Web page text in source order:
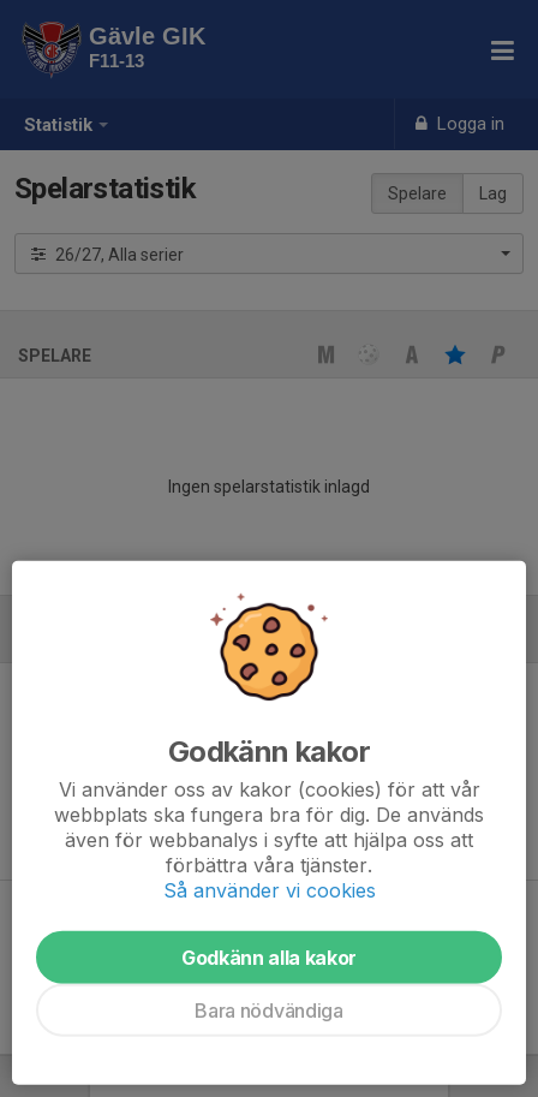
Statistik Logga in
Gävle GIK
F11-13
Spelare Lag
Spelarstatistik
26/27, Alla serier
SPELARE
Ingen spelarstatistik inlagd
Godkänn kakor
Vi använder oss av kakor (cookies) för att vår
webbplats ska fungera bra för dig. De används
även för webbanalys i syfte att hjälpa oss att
förbättra våra tjänster.
Så använder vi cookies
Godkänn alla kakor
Bara nödvändiga